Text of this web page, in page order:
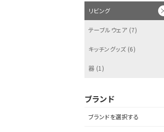
リビング
テーブルウェア (7)
キッチングッズ (6)
器 (1)
ブランド
ブランドを選択する